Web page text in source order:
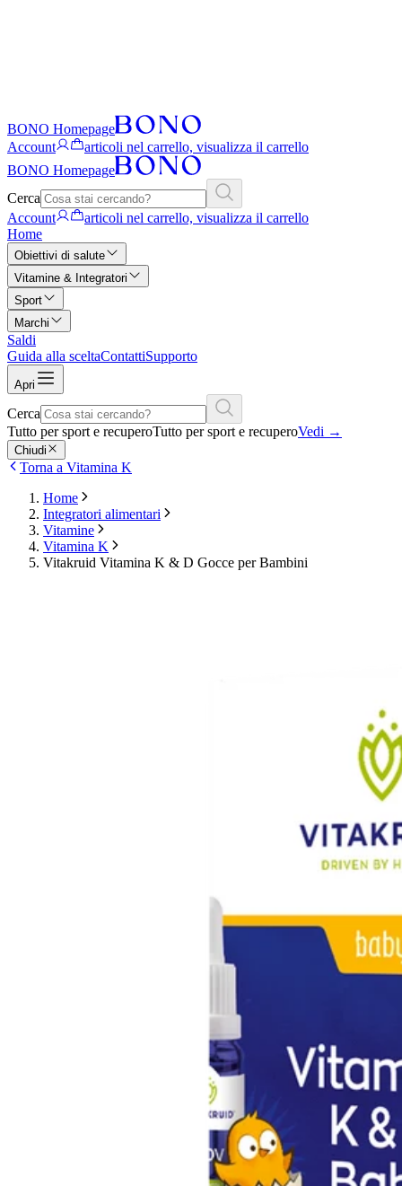
BONO Homepage
Account
articoli nel carrello, visualizza il carrello
BONO Homepage
Cerca
Account
articoli nel carrello, visualizza il carrello
Home
Obiettivi di salute
Vitamine & Integratori
Sport
Marchi
Saldi
Guida alla sceltaContattiSupporto
Apri
Cerca
Tutto per sport e recuperoTutto per sport e recuperoVedi →
Chiudi
Torna a Vitamina K
Home
Integratori alimentari
Vitamine
Vitamina K
Vitakruid Vitamina K & D Gocce per Bambini